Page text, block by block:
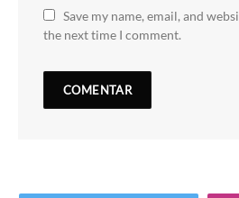
Save my name, email, and
the next time I comment.